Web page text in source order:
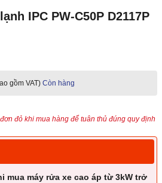
IPC PW-C50P D2117P
gồm VAT) Còn hàng
đỏ khi mua hàng để tuân thủ đúng quy định
mua máy rửa xe cao áp từ 3kW trở